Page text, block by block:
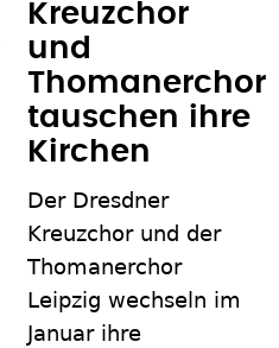
Kreuzchor
und
Thomanerchor
tauschen ihre
Kirchen
Der Dresdner
Kreuzchor und der
Thomanerchor
Leipzig wechseln im
Januar ihre